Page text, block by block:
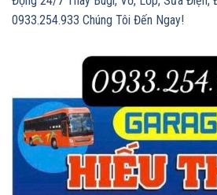
0933.254.933 Chúng Tôi Đến Ngay!